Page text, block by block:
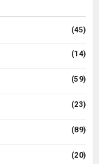
(45)
(14)
(59)
(23)
(89)
(20)